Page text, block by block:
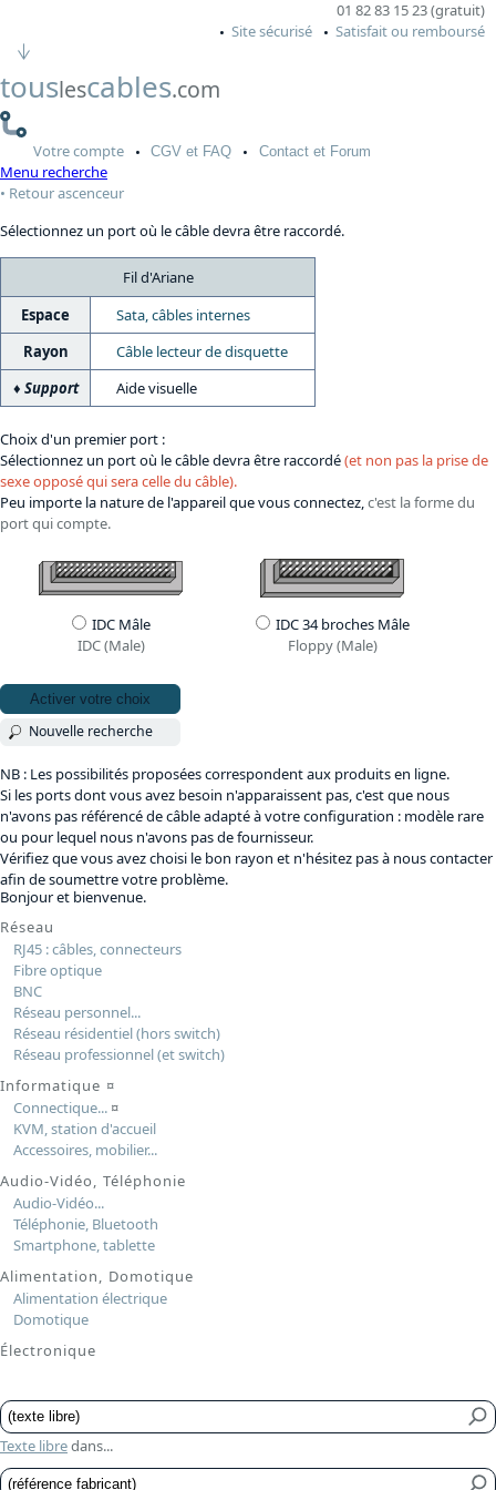
01 82 83 15 23 (gratuit)
Site sécurisé
Satisfait ou remboursé
touslescables.com
Votrecompte CGV et FAQ Contactet Forum
Menu recherche
Retour ascenceur
Sélectionnez un port où le câble devra être raccordé.
Fil d'Ariane
Espace
Sata, câbles internes
Rayon
Câble lecteur de disquette
Support
Aide visuelle
Choix d'un premier port :
Sélectionnez un port où le câble devra être raccordé(et non pas la prise de
sexe opposé qui sera celle du câble).
Peu importe la nature de l'appareil que vous connectez,c'est la forme du
port qui compte.
IDC Mâle
IDC (Male)
IDC 34 broches Mâle
Floppy (Male)
Activer votre choix
Nouvelle recherche
NB : Les possibilités proposées correspondent aux produits en ligne.
Si les ports dont vous avez besoin n'apparaissent pas, c'est que nous
n'avons pas référencé de câble adapté à votre configuration : modèle rare
ou pour lequel nous n'avons pas de fournisseur.
Vérifiez que vous avez choisi le bon rayon et n'hésitez pas à nous contacter
afin de soumettre votre problème.
Bonjour et bienvenue.
Réseau
RJ45 : câbles, connecteurs
Fibre optique
BNC
Réseau personnel...
Réseau résidentiel (hors switch)
Réseau professionnel (et switch)
Informatique ¤
Connectique...¤
KVM, station d'accueil
Accessoires, mobilier...
Audio-Vidéo, Téléphonie
Audio-Vidéo...
Téléphonie, Bluetooth
Smartphone, tablette
Alimentation, Domotique
Alimentation électrique
Domotique
Électronique
Texte libredans...